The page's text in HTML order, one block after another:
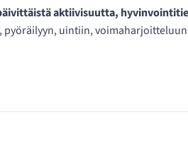
aktiivisuutta,
uintiin,